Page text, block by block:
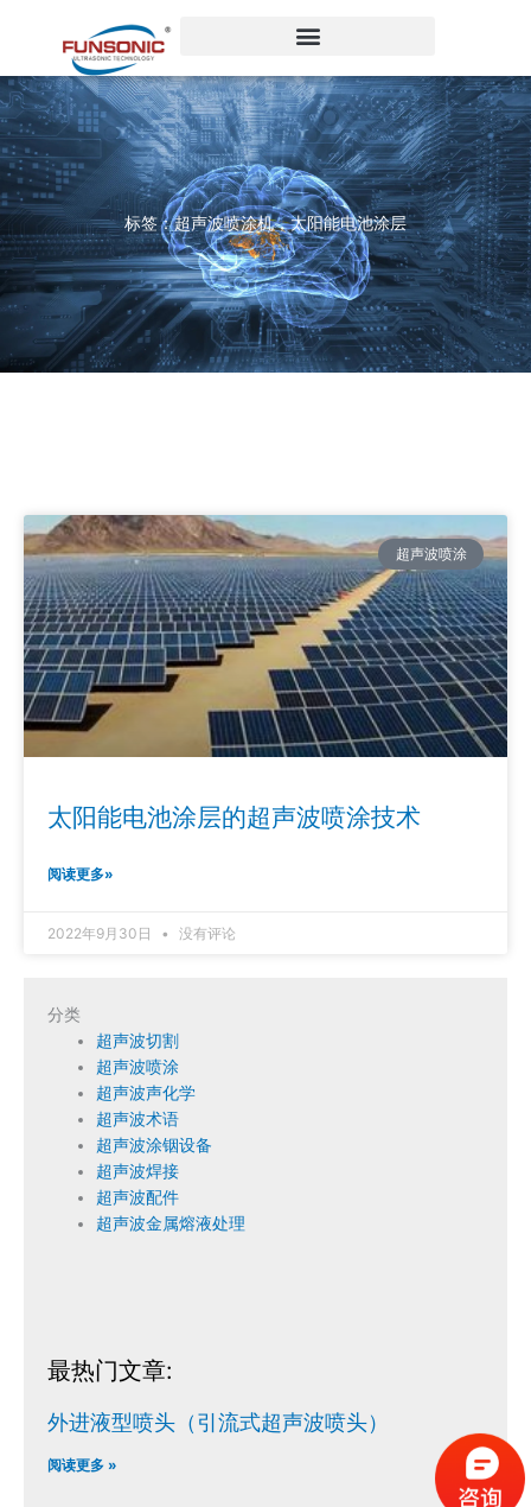
容
标签：超声波喷涂机，太阳能电池涂层
超声波喷涂
太阳能电池涂层的超声波喷涂技术
阅读更多»
2022年9月30日 没有评论
分类
超声波切割
超声波喷涂
超声波声化学
超声波术语
超声波涂铟设备
超声波焊接
超声波配件
超声波金属熔液处理
最热门文章:
外进液型喷头（引流式超声波喷头）
阅读更多 »